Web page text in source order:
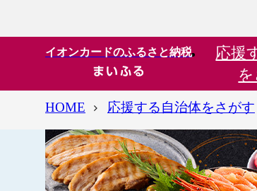
イオンカードのふるさと納税 応援
HOME 応援する自治体をさがす